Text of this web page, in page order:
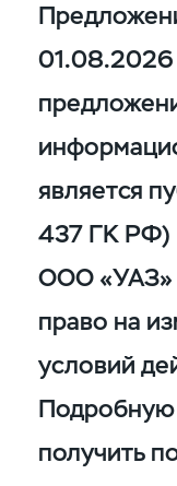
является
437 ГК РФ)
ООО «УАЗ»
право на
условий
получить